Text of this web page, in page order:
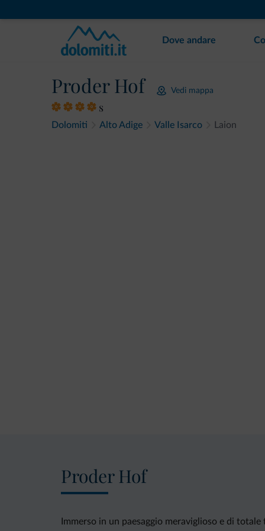
Dove andare
Proder Hof Vedi mappa
s
Dolomiti Alto Adige Valle Isarco Laion
Proder Hof
Immerso in un paesaggio meraviglioso e di